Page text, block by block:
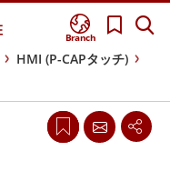
Branch
HMI (P-CAPタッチ)